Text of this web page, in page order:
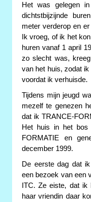
Het was gelegen
dichtstbijzijnde
meter verderop en
Ik vroeg, of ik het
huren vanaf 1 april
zo slecht was,
van het huis, zodat
voordat ik verhuisde.
Tijdens mijn jeugd
mezelf te genezen
dat ik TRANCE-
Het huis in het bos
FORMATIE en
december 1999.
De eerste dag dat
een bezoek van een
ITC. Ze eiste, dat
haar vriendin daar